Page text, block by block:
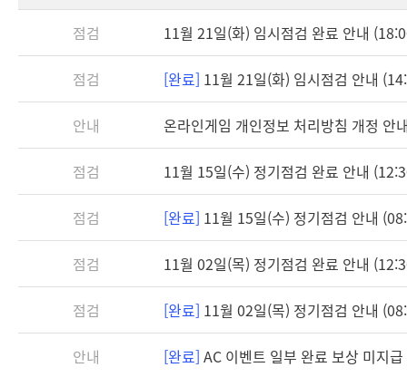
점검 11월 21일(화) 임시점검 완료 안내
점검 [완료] 11월 21일(화) 임시점검 안내
안내 온라인게임 개인정보 처리방침 개정 안
점검 11월 15일(수) 정기점검 완료 안내
점검 [완료] 11월 15일(수) 정기점검 안내
점검 11월 02일(목) 정기점검 완료 안내
점검 [완료] 11월 02일(목) 정기점검 안내
안내 [완료] AC 이벤트 일부 완료 보상 미지